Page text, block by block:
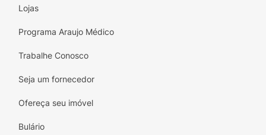
Lojas
Programa Araujo Médico
Trabalhe Conosco
Seja um fornecedor
Ofereça seu imóvel
Bulário